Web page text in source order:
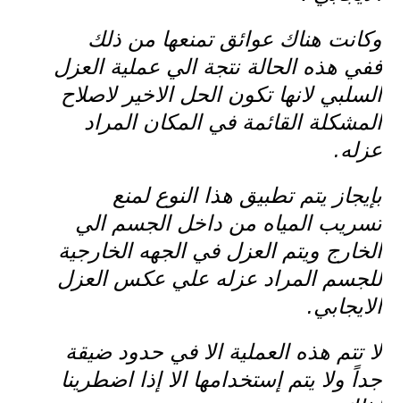
وكانت هناك عوائق تمنعها من ذلك
ففي هذه الحالة نتجة الي عملية العزل
السلبي لانها تكون الحل الاخير لاصلاح
المشكلة القائمة في المكان المراد
عزله.
بإيجاز يتم تطبيق هذا النوع لمنع
تسريب المياه من داخل الجسم الي
الخارج ويتم العزل في الجهه الخارجية
للجسم المراد عزله علي عكس العزل
الايجابي.
لا تتم هذه العملية الا في حدود ضيقة
جداً ولا يتم إستخدامها الا إذا اضطرينا